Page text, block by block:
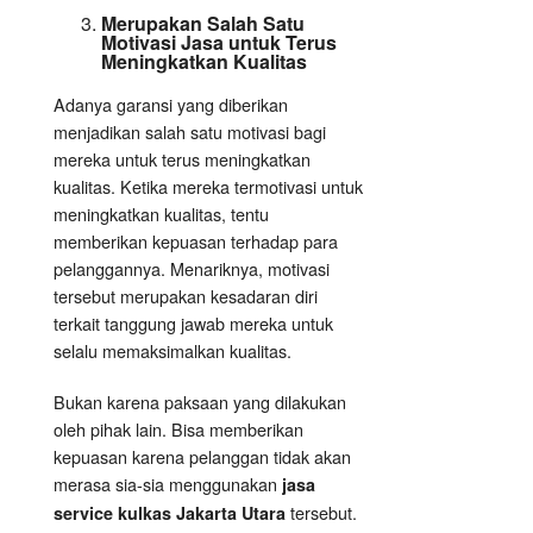
Merupakan Salah Satu
Motivasi Jasa untuk Terus
Meningkatkan Kualitas
Adanya garansi yang diberikan
menjadikan salah satu motivasi bagi
mereka untuk terus meningkatkan
kualitas. Ketika mereka termotivasi untuk
meningkatkan kualitas, tentu
memberikan kepuasan terhadap para
pelanggannya. Menariknya, motivasi
tersebut merupakan kesadaran diri
terkait tanggung jawab mereka untuk
selalu memaksimalkan kualitas.
Bukan karena paksaan yang dilakukan
oleh pihak lain. Bisa memberikan
kepuasan karena pelanggan tidak akan
merasa sia-sia menggunakan jasa
service kulkas Jakarta Utara tersebut.